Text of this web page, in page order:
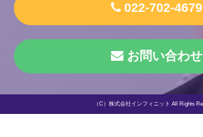
022-702-4679
お問い合わせ
（C）株式会社インフィニット All Rights